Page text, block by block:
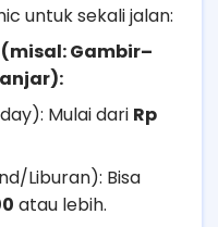
untuk sekali jalan:
Gambir–
Mulai dari Rp
Liburan): Bisa
atau lebih.